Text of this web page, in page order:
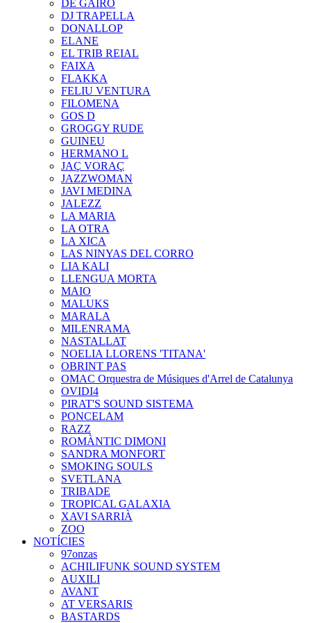
DE GAIRÓ
DJ TRAPELLA
DONALLOP
ELANE
EL TRIB REIAL
FAIXA
FLAKKA
FELIU VENTURA
FILOMENA
GOS D
GROGGY RUDE
GUINEU
HERMANO L
JAÇ VORAÇ
JAZZWOMAN
JAVI MEDINA
JALEZZ
LA MARIA
LA OTRA
LA XICA
LAS NINYAS DEL CORRO
LIA KALI
LLENGUA MORTA
MAIO
MALUKS
MARALA
MILENRAMA
NASTALLAT
NOELIA LLORENS 'TITANA'
OBRINT PAS
OMAC Orquestra de Músiques d'Arrel de Catalunya
OVIDI4
PIRAT'S SOUND SISTEMA
PONCELAM
RAZZ
ROMÀNTIC DIMONI
SANDRA MONFORT
SMOKING SOULS
SVETLANA
TRIBADE
TROPICAL GALAXIA
XAVI SARRIÀ
ZOO
NOTÍCIES
97onzas
ACHILIFUNK SOUND SYSTEM
AUXILI
AVANT
AT VERSARIS
BASTARDS